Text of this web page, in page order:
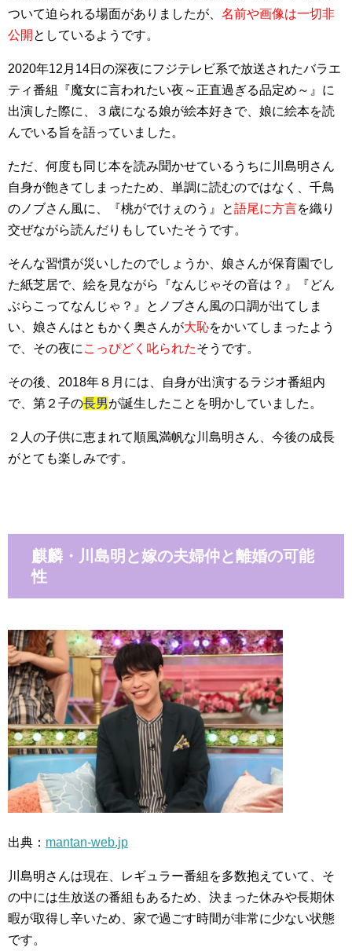
ついて迫られる場面がありましたが、 名前や画像は一切非
公開 としているようです。
2020年12月14日の深夜にフジテレビ系で放送されたバラエ
ティ番組『魔女に言われたい夜～正直過ぎる品定め～』に
出演した際に、３歳になる娘が絵本好きで、娘に絵本を読
んでいる旨を語っていました。
ただ、何度も同じ本を読み聞かせているうちに川島明さん
自身が飽きてしまったため、単調に読むのではなく、千鳥
のノブさん風に、『桃がでけぇのう』と語尾に方言を織り
交ぜながら読んだりもしていたそうです。
そんな習慣が災いしたのでしょうか、娘さんが保育園でし
た紙芝居で、絵を見ながら『なんじゃその音は？』『どん
ぶらこってなんじゃ？』とノブさん風の口調が出てしま
い、娘さんはともかく奥さんが大恥をかいてしまったよう
で、その夜に こっぴどく叱られたそうです。
その後、2018年８月には、自身が出演するラジオ番組内
で、第２子の長男が誕生したことを明かしていました。
２人の子供に恵まれて順風満帆な川島明さん、今後の成長
がとても楽しみです。
麒麟・川島明と嫁の夫婦仲と離婚の可能
性
出典： mantan-web.jp
川島明さんは現在、レギュラー番組を多数抱えていて、そ
の中には生放送の番組もあるため、決まった休みや長期休
暇が取得し辛いため、家で過ごす時間が非常に少ない状態
です。